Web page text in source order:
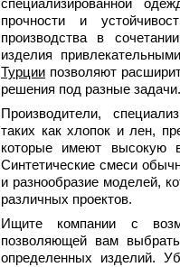
специализированной
прочности и
производства в
изделия
Турции позволяют
решения под разные задачи.
Производители,
таких как хлопок и лен,
которые имеют высокую
Синтетические смеси
и разнообразие моделей,
различных проектов.
Ищите компании с
позволяющей вам
определенных изделий.